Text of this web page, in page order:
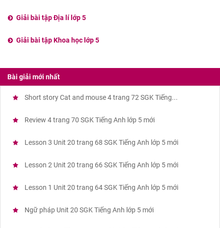
Giải bài tập Địa lí lớp 5
Giải bài tập Khoa học lớp 5
Bài giải mới nhất
Short story Cat and mouse 4 trang 72 SGK Tiếng...
Review 4 trang 70 SGK Tiếng Anh lớp 5 mới
Lesson 3 Unit 20 trang 68 SGK Tiếng Anh lớp 5 mới
Lesson 2 Unit 20 trang 66 SGK Tiếng Anh lớp 5 mới
Lesson 1 Unit 20 trang 64 SGK Tiếng Anh lớp 5 mới
Ngữ pháp Unit 20 SGK Tiếng Anh lớp 5 mới